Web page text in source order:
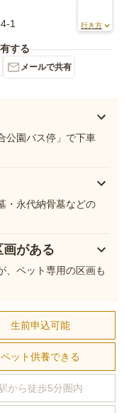
1
行き方
する
メールで共有
公園バス停」で下車
・永代納骨墓などの
がある
、ペット専用の区画も
生前申込可能
ペット供養できる
から徒歩5分圏内